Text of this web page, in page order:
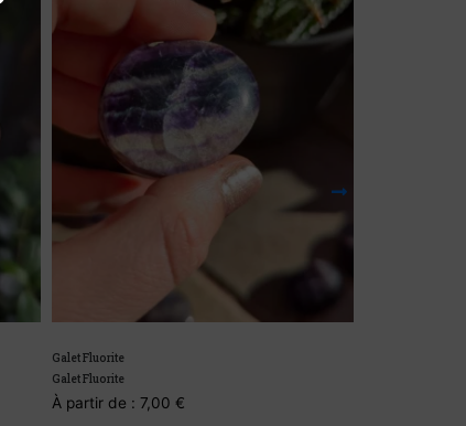
Galet Fluorite
Galet Fluorite
À partir de : 7,00 €